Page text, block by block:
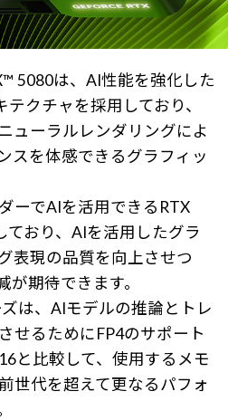
5080は、AI性能を強化した
クチャを採用しており、
ューラルレンダリングによ
スを体感できるグラフィッ
ーでAIを活用できるRTX
ており、AIを活用したグラ
表現の品質を向上させつ
期待できます。
は、AIモデルの推論とトレ
せるためにFP4のサポート
と比較して、使用するメモ
世代を超えて更なるパフォ